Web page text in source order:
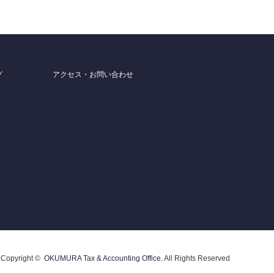
アクセス・お問い合わせ
Copyright © OKUMURA Tax & Accounting Office.All Rights Reserved